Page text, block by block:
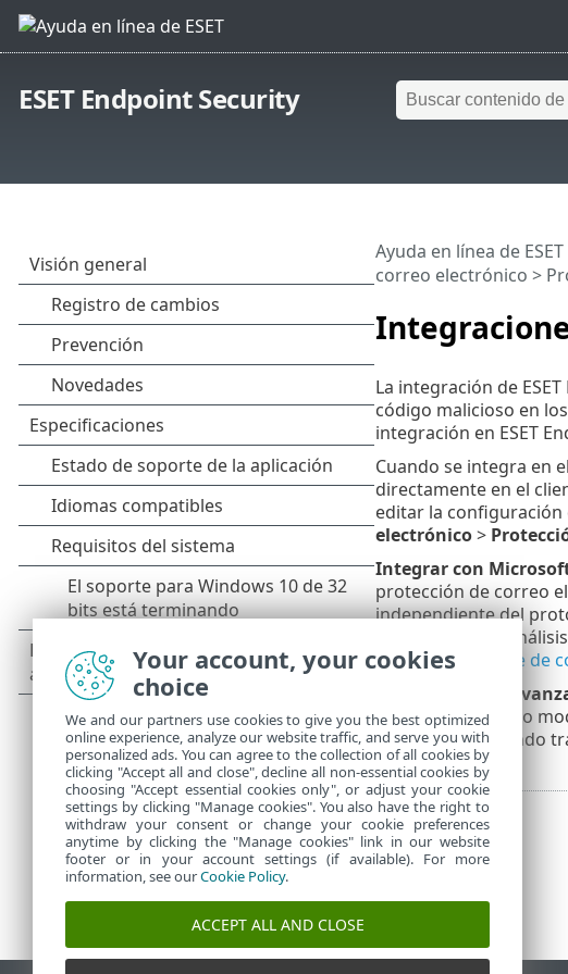
ESET Endpoint Security
Ayuda en línea de ESET
correo electrónico >
La integración de
código malicioso en
integración en ESET
Cuando se integra en
directamente en el
editar la
electrónico>
Integrar con
protección de correo
independiente del
se envía para el
artículo de la base de
Procesamiento
adicionales: Objeto
de lo normal cuando
Your account, your cookies
choice
We and our partners use cookies to give you the best optimized
online experience, analyze our website traffic, and serve you with
personalized ads. You can agree to the collection of all cookies by
clicking "Accept all and close", decline all non-essential cookies by
choosing "Accept essential cookies only", or adjust your cookie
settings by clicking "Manage cookies". You also have the right to
withdraw your consent or change your cookie preferences
anytime by clicking the "Manage cookies" link in our website
footer or in your account settings (if available). For more
information, see ourCookie Policy.
ACCEPT ALL AND CLOSE